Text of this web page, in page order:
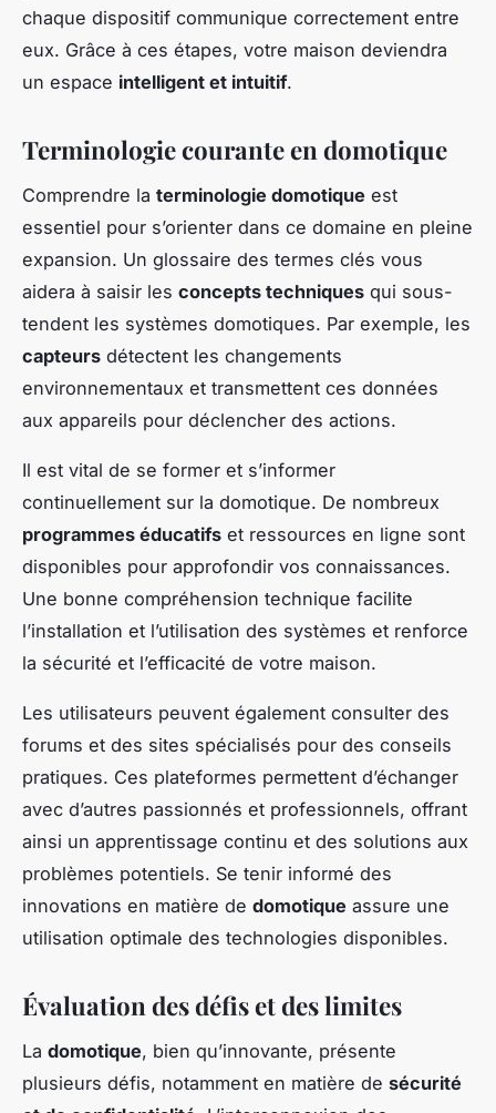
chaque dispositif communique correctement entre
eux. Grâce à ces étapes, votre maison deviendra
un espace intelligent et intuitif.
Terminologie courante en domotique
Comprendre la terminologie domotique est
essentiel pour s’orienter dans ce domaine en pleine
expansion. Un glossaire des termes clés vous
aidera à saisir les concepts techniques qui sous-
tendent les systèmes domotiques. Par exemple, les
capteurs détectent les changements
environnementaux et transmettent ces données
aux appareils pour déclencher des actions.
Il est vital de se former et s’informer
continuellement sur la domotique. De nombreux
programmes éducatifs et ressources en ligne sont
disponibles pour approfondir vos connaissances.
Une bonne compréhension technique facilite
l’installation et l’utilisation des systèmes et renforce
la sécurité et l’efficacité de votre maison.
Les utilisateurs peuvent également consulter des
forums et des sites spécialisés pour des conseils
pratiques. Ces plateformes permettent d’échanger
avec d’autres passionnés et professionnels, offrant
ainsi un apprentissage continu et des solutions aux
problèmes potentiels. Se tenir informé des
innovations en matière de domotique assure une
utilisation optimale des technologies disponibles.
Évaluation des défis et des limites
La domotique, bien qu’innovante, présente
plusieurs défis, notamment en matière de sécurité